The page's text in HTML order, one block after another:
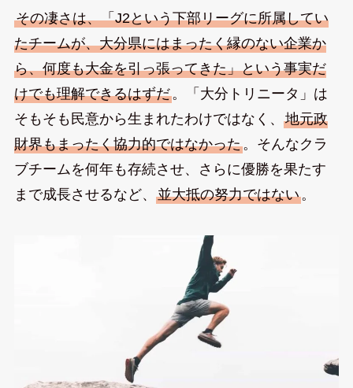
その凄さは、「J2という下部リーグに所属してい
たチームが、大分県にはまったく縁のない企業か
ら、何度も大金を引っ張ってきた」という事実だ
けでも理解できるはずだ。「大分トリニータ」は
そもそも民意から生まれたわけではなく、 地元政
財界もまったく協力的ではなかった。そんなクラ
ブチームを何年も存続させ、さらに優勝を果たす
まで成長させるなど、 並大抵の努力ではない。